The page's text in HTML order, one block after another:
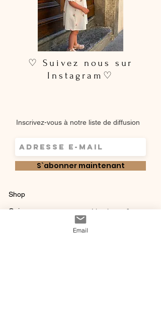
♡ Suivez nous sur
Instagram♡
Inscrivez-vous à notre liste de diffusion
S`abonner maintenant
Shop
Qui sommes-
instagram
Livraisons & retours
Email